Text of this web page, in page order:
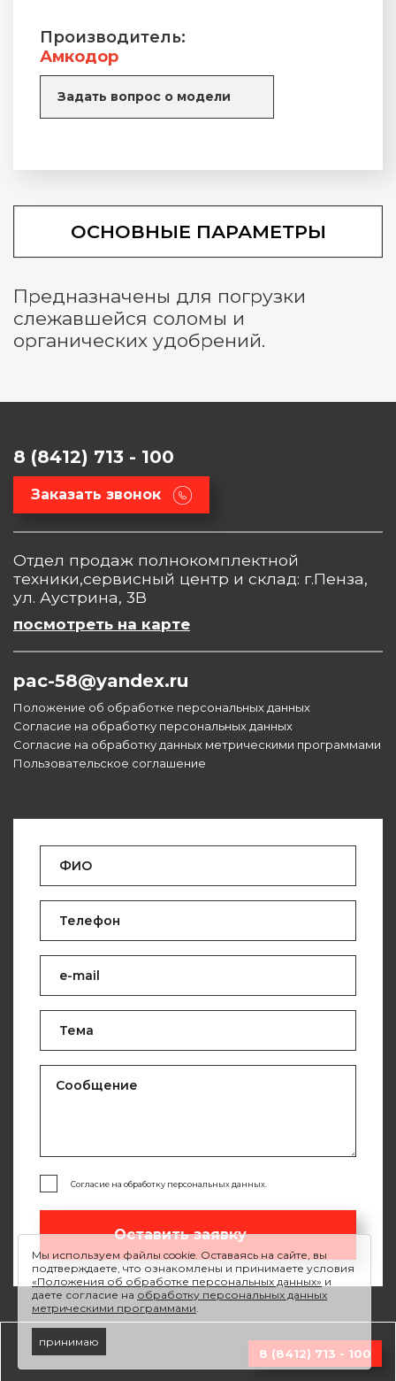
Производитель:
Амкодор
Задать вопрос о модели
ОСНОВНЫЕ ПАРАМЕТРЫ
Предназначены для погрузки
слежавшейся соломы и
органических удобрений.
8 (8412) 713 - 100
Заказать звонок
Отдел продаж полнокомплектной
техники,сервисный центр и склад: г.Пенза,
ул. Аустрина, 3В
посмотреть на карте
pac-58@yandex.ru
Положение об обработке персональных данных
Согласие на обработку персональных данных
Согласие на обработку данных метрическими программами
Пользовательское соглашение
Согласие на обработку персональных данных.
Оставить заявку
8 (8412) 713 - 100
Мы используем файлы cookie. Оставаясь на сайте, вы
подтверждаете, что ознакомлены и принимаете условия
«Положения об обработке персональных данных» и
даете согласие на обработку персональных данных
метрическими программами.
принимаю